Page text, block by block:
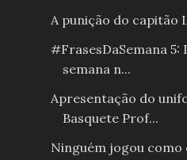
A punição do capitão
#FrasesDaSemana 5:
semana n...
Apresentação do
Basquete Prof...
Ninguém jogou como